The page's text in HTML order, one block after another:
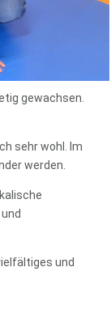
gewachsen.
sehr wohl. Im
werden.
und